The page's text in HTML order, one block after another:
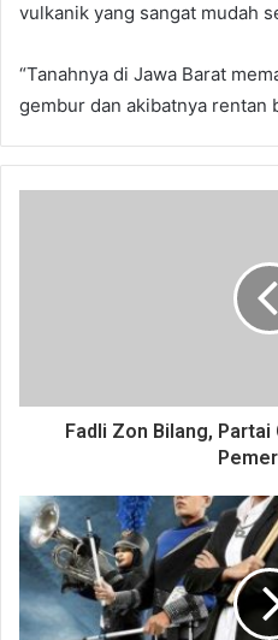
vulkanik yang sangat mudah
“Tanahnya di Jawa Barat
gembur dan akibatnya rentan
Fadli Zon Bilang,